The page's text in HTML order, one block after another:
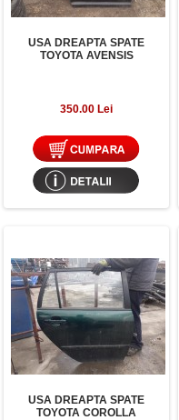
USA DREAPTA SPATE
TOYOTA AVENSIS
350.00 Lei
USA DREAPTA SPATE
TOYOTA COROLLA